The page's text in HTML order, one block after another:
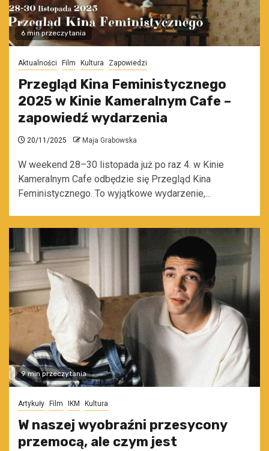
6 min przeczytania
Aktualności Film Kultura Zapowiedzi
Przegląd Kina Feministycznego
2025 w Kinie Kameralnym Cafe –
zapowiedź wydarzenia
20/11/2025 Maja Grabowska
W weekend 28–30 listopada już po raz 4. w Kinie
Kameralnym Cafe odbędzie się Przegląd Kina
Feministycznego. To wyjątkowe wydarzenie,...
9 min przeczytania
Artykuły Film IKM Kultura
W naszej wyobraźni przesycony
przemocą, ale czym jest